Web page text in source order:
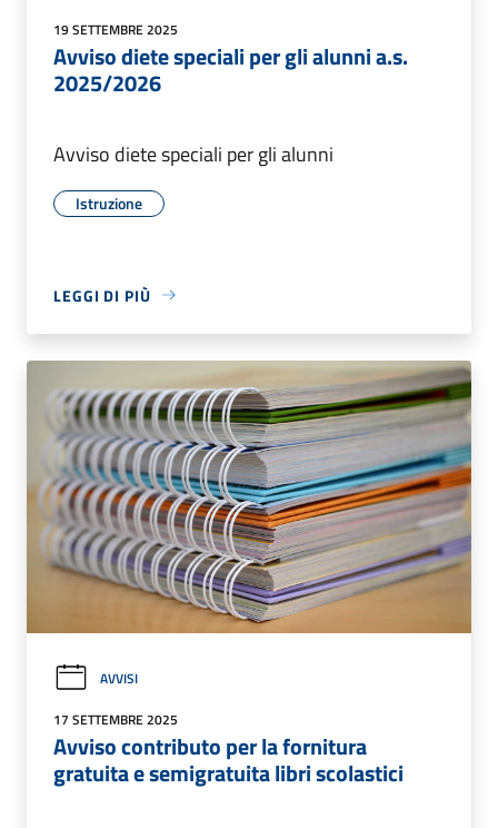
19 SETTEMBRE 2025
Avviso diete speciali per gli alunni a.s.
2025/2026
Avviso diete speciali per gli alunni
Istruzione
LEGGI DI PIÙ
AVVISI
17 SETTEMBRE 2025
Avviso contributo per la fornitura
gratuita e semigratuita libri scolastici